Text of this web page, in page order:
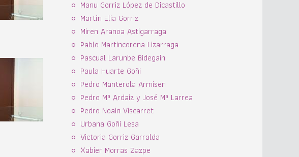
Manu Gorriz López de Dicastillo
Martín Elia Gorriz
Miren Aranoa Astigarraga
Pablo Martincorena Lizarraga
Pascual Larunbe Bidegain
Paula Huarte Goñi
Pedro Manterola Armisen
Pedro Mª Ardaiz y José Mª Larrea
Pedro Noain Viscarret
Urbana Goñi Lesa
Victoria Gorriz Garralda
Xabier Morras Zazpe